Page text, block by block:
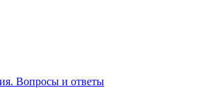
Вопросы и ответы